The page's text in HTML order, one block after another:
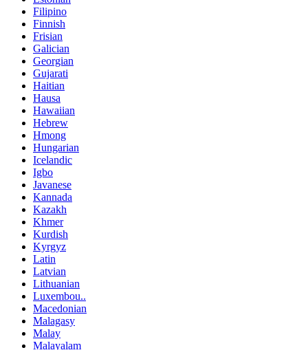
Filipino
Finnish
Frisian
Galician
Georgian
Gujarati
Haitian
Hausa
Hawaiian
Hebrew
Hmong
Hungarian
Icelandic
Igbo
Javanese
Kannada
Kazakh
Khmer
Kurdish
Kyrgyz
Latin
Latvian
Lithuanian
Luxembou..
Macedonian
Malagasy
Malay
Malayalam